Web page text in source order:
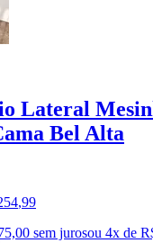
Lateral
Bel Alta
,99
sem jurosou 4x de